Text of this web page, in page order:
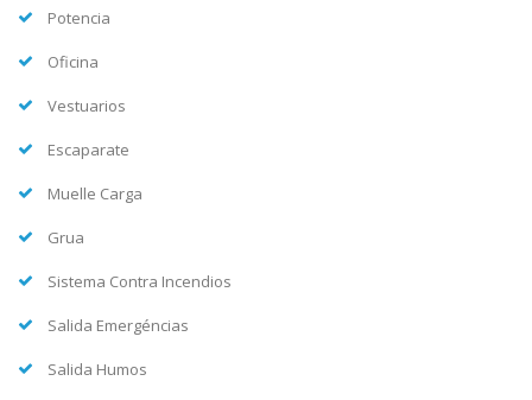
Potencia
Oficina
Vestuarios
Escaparate
Muelle Carga
Grua
Sistema Contra Incendios
Salida Emergéncias
Salida Humos